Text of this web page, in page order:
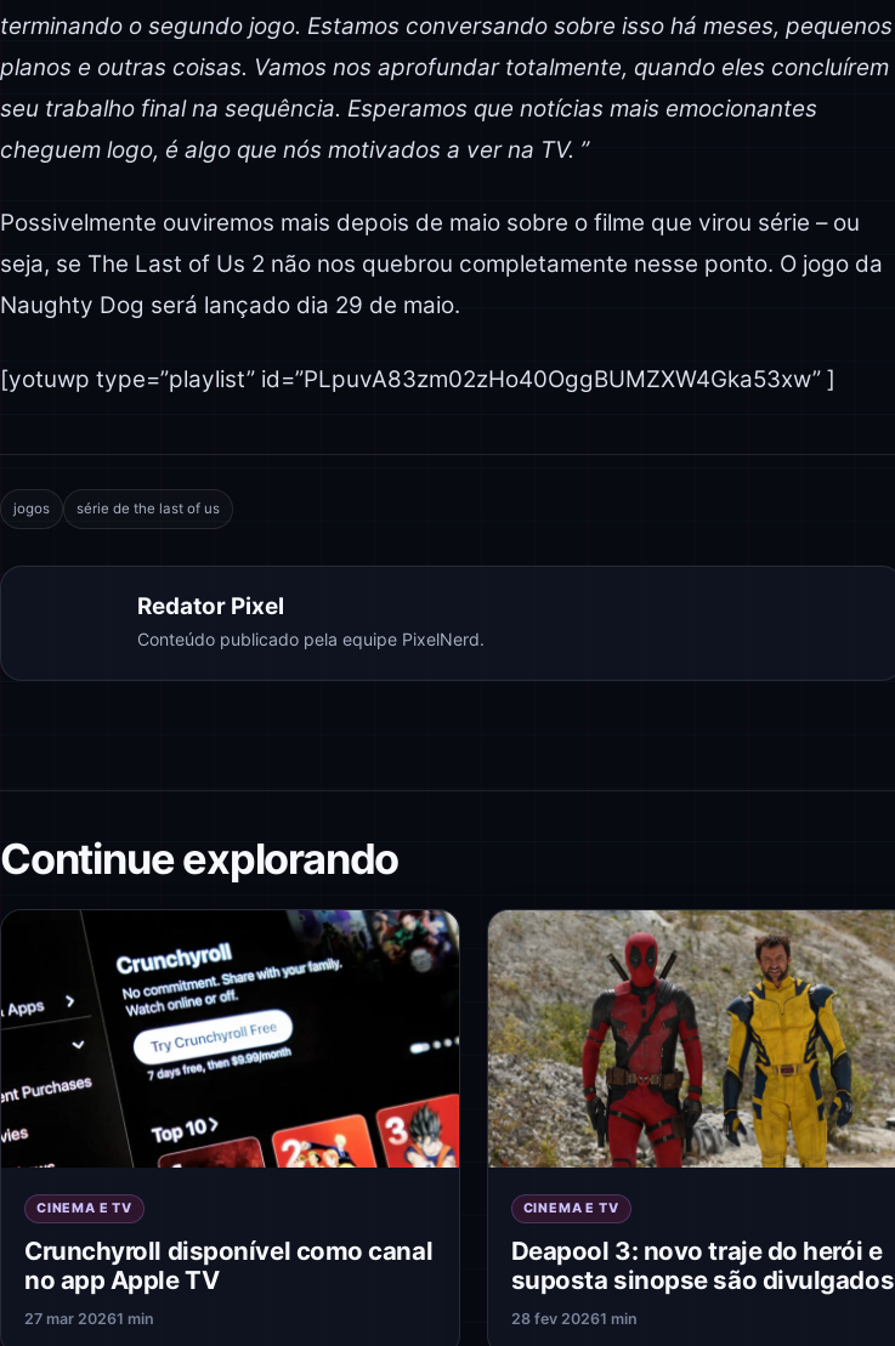
terminando o segundo jogo. Estamos conversando sobre isso há meses, pequenos
planos e outras coisas. Vamos nos aprofundar totalmente, quando eles concluírem
seu trabalho final na sequência. Esperamos que notícias mais emocionantes
cheguem logo, é algo que nós motivados a ver na TV. ”
Possivelmente ouviremos mais depois de maio sobre o filme que virou série – ou
seja, se The Last of Us 2 não nos quebrou completamente nesse ponto. O jogo da
Naughty Dog será lançado dia 29 de maio.
[yotuwp type=”playlist” id=”PLpuvA83zm02zHo40OggBUMZXW4Gka53xw” ]
jogos série de the last of us
Redator Pixel
Conteúdo publicado pela equipe PixelNerd.
Continue explorando
CINEMA E TV
Crunchyroll disponível como canal
no app Apple TV
27 mar 20261 min
CINEMA E TV
Deapool 3: novo traje do herói e
suposta sinopse são divulgados
28 fev 20261 min